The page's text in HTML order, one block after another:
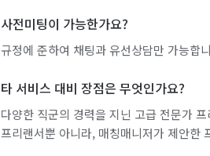
사전미팅이 가능한가요?
규정에 준하여 채팅과 유선상담만 가능합
타 서비스 대비 장점은 무엇인가요?
다양한 직군의 경력을 지닌 고급 전문가
프리랜서뿐 아니라, 매칭매니저가 제안한